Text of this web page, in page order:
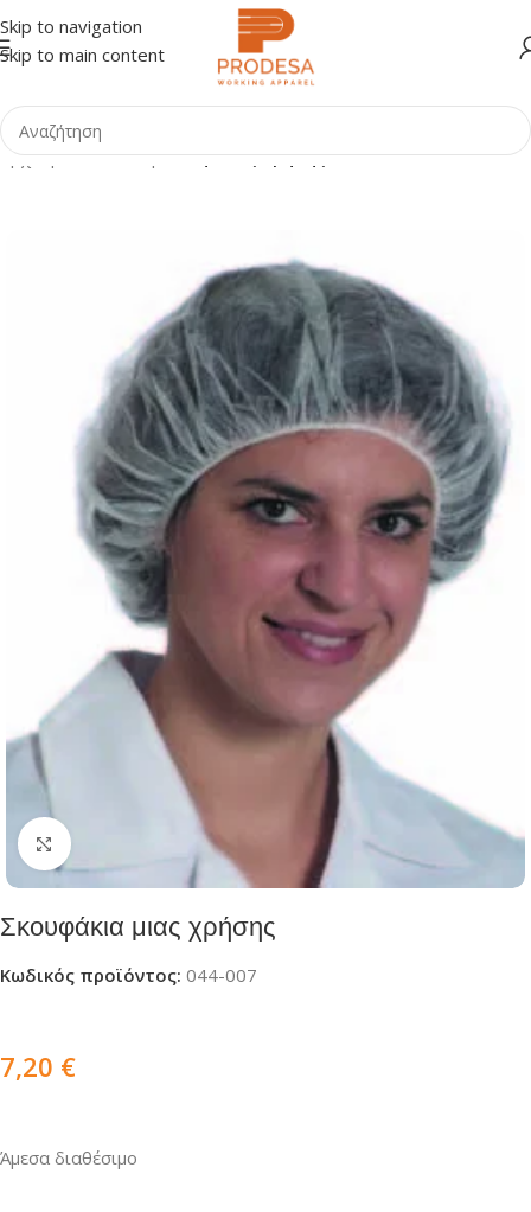
Skip to navigation
Skip to main content
Αρχική σελίδα Shop Είδη Μίας Χρήσης
Click to enlarge
Σκουφάκια μιας χρήσης
Κωδικός προϊόντος: 044-007
7,20 €
Άμεσα διαθέσιμο